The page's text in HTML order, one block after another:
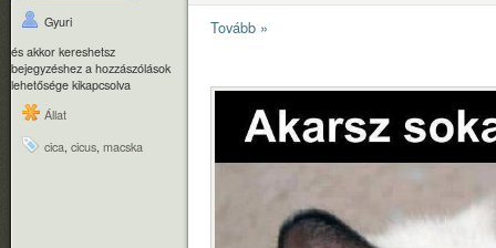
Gyuri
és akkor kereshetsz
bejegyzéshez a hozzászólások
lehetősége kikapcsolva
Állat
cica cicus macska
Tovább »